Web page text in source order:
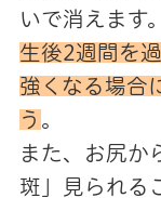
いで消えます。
生後2週間を
強くなる場合
う 。
また、お尻か
斑」見られる